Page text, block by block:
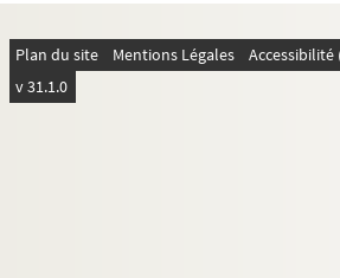
Plan du site Mentions Légales
v 31.1.0